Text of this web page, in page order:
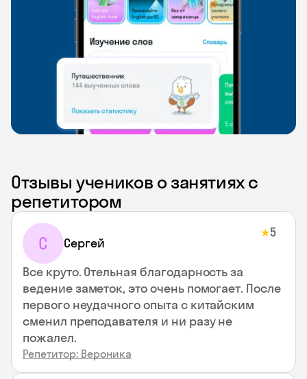
Отзывы учеников о занятиях с
репетитором
С Сергей
★5
Все круто. Отельная благодарность за
ведение заметок, это очень помогает. После
первого неудачного опыта с китайским
сменил преподавателя и ни разу не
пожалел.
Репетитор: Вероника